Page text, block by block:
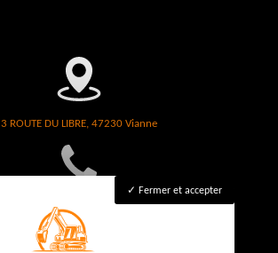
3 ROUTE DU LIBRE, 47230 Vianne
06 26 06 13 88
Fermer et accepter